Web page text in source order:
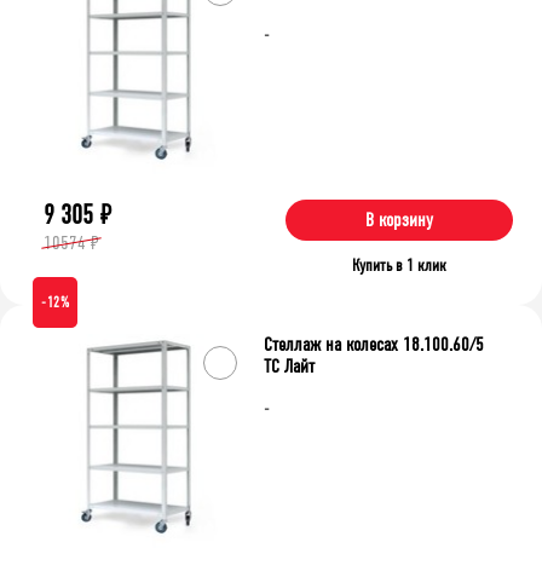
-
9 305 ₽
10574 ₽
В корзину
Купить в 1 клик
-12%
-
Стеллаж на колесах 18.100.60/5
ТС Лайт